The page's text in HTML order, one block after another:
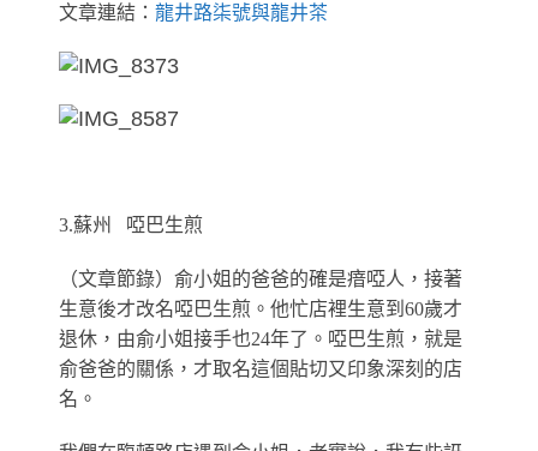
文章連結： 龍井路柒號與龍井茶
3.蘇州 啞巴生煎
（文章節錄） 俞小姐的爸爸的確是瘖啞人，接著
生意後才改名啞巴生煎。他忙店裡生意到60歲才
退休，由俞小姐接手也24年了。啞巴生煎，就是
俞爸爸的關係，才取名這個貼切又印象深刻的店
名。